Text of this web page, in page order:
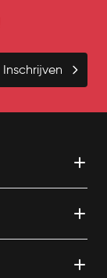
Inschrijven